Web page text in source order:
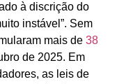
à discrição do
instável”. Sem
mais de 38
de 2025. Em
as leis de